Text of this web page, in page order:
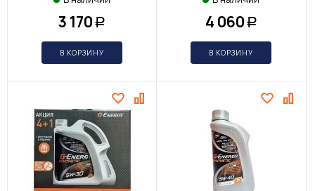
3 170 Р
В КОРЗИНУ
4 060 Р
В КОРЗИНУ